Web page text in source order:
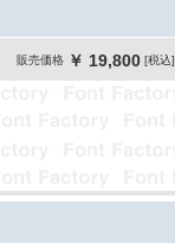
販売価格 ￥ 19,800 [税込]